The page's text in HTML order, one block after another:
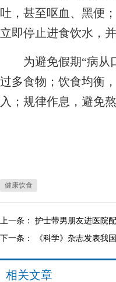
吐，甚至呕血、黑便
立即停止进食饮水，
为避免假期“病从口
过多食物；饮食均衡
入；规律作息，避免
健康饮食
上一条： 护士带男朋友进医院
下一条：
《科学》杂志发表我
相关文章